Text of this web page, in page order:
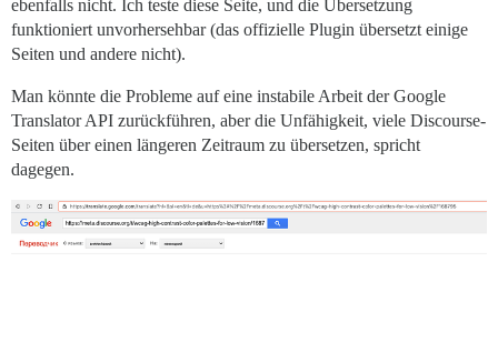
ebenfalls nicht. Ich teste diese Seite, und die Übersetzung
funktioniert unvorhersehbar (das offizielle Plugin übersetzt einige
Seiten und andere nicht).
Man könnte die Probleme auf eine instabile Arbeit der Google
Translator API zurückführen, aber die Unfähigkeit, viele Discourse-
Seiten über einen längeren Zeitraum zu übersetzen, spricht
dagegen.